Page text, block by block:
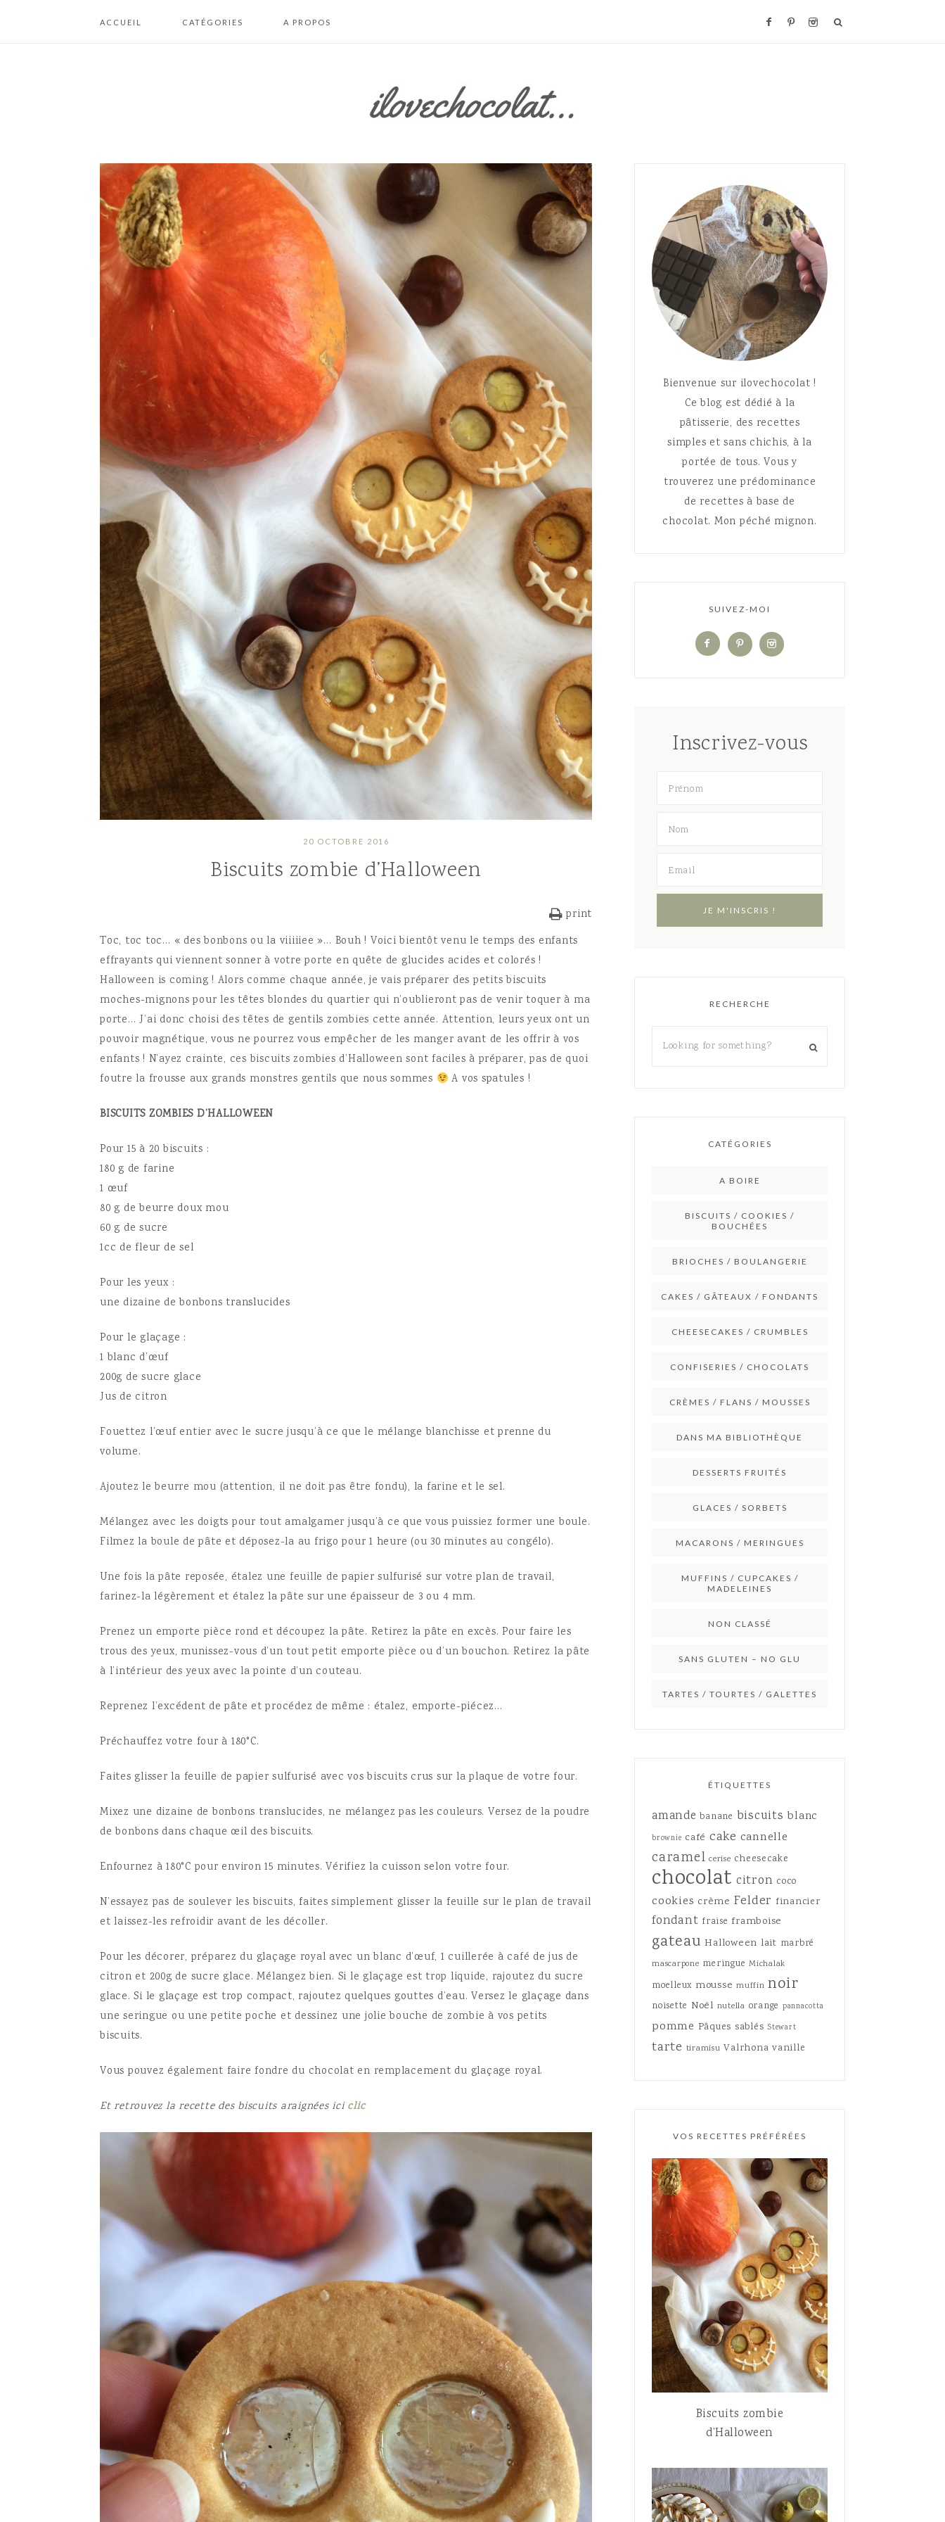
ACCUEIL CATÉGORIES
CAKES / GÂTEAUX /
FONDANTS
CHEESECAKES /
CRUMBLES
CONFISERIES /
CHOCOLATS
DESSERTS FRUITÉS
GLACES / SORBETS
MACARONS /
MERINGUES
MUFFINS / CUPCAKES /
MADELEINES
SANS GLUTEN – NO GLU
A PROPOS
D’UTILISATION
20 OCTOBRE 2016
Biscuits zombie d’Halloween
print
Toc, toc toc… « des bonbons ou la viiiiiee »… Bouh ! Voici bientôt venu le temps des enfants
effrayants qui viennent sonner à votre porte en quête de glucides acides et colorés !
Halloween is coming ! Alors comme chaque année, je vais préparer des petits biscuits
moches-mignons pour les têtes blondes du quartier qui n’oublieront pas de venir toquer à ma
porte… J’ai donc choisi des têtes de gentils zombies cette année. Attention, leurs yeux ont un
pouvoir magnétique, vous ne pourrez vous empêcher de les manger avant de les offrir à vos
enfants ! N’ayez crainte, ces biscuits zombies d’Halloween sont faciles à préparer, pas de quoi
foutre la frousse aux grands monstres gentils que nous sommes
A vos spatules !
BISCUITS ZOMBIES D’HALLOWEEN
Pour 15 à 20 biscuits :
180 g de farine
1 œuf
80 g de beurre doux mou
60 g de sucre
1cc de fleur de sel
Pour les yeux :
une dizaine de bonbons translucides
Pour le glaçage :
1 blanc d’œuf
200g de sucre glace
Jus de citron
Fouettez l’œuf entier avec le sucre jusqu’à ce que le mélange blanchisse et prenne du
volume.
Ajoutez le beurre mou (attention, il ne doit pas être fondu), la farine et le sel.
Mélangez avec les doigts pour tout amalgamer jusqu’à ce que vous puissiez former une boule.
Filmez la boule de pâte et déposez-la au frigo pour 1 heure (ou 30 minutes au congélo).
Une fois la pâte reposée, étalez une feuille de papier sulfurisé sur votre plan de travail,
farinez-la légèrement et étalez la pâte sur une épaisseur de 3 ou 4 mm.
Prenez un emporte pièce rond et découpez la pâte. Retirez la pâte en excès. Pour faire les
trous des yeux, munissez-vous d’un tout petit emporte pièce ou d’un bouchon. Retirez la pâte
à l’intérieur des yeux avec la pointe d’un couteau.
Reprenez l’excédent de pâte et procédez de même : étalez, emporte-piécez…
Préchauffez votre four à 180°C.
Faites glisser la feuille de papier sulfurisé avec vos biscuits crus sur la plaque de votre four.
Mixez une dizaine de bonbons translucides, ne mélangez pas les couleurs. Versez de la poudre
de bonbons dans chaque œil des biscuits.
Enfournez à 180°C pour environ 15 minutes. Vérifiez la cuisson selon votre four.
N’essayez pas de soulever les biscuits, faites simplement glisser la feuille sur le plan de travail
et laissez-les refroidir avant de les décoller.
Pour les décorer, préparez du glaçage royal avec un blanc d’œuf, 1 cuillerée à café de jus de
citron et 200g de sucre glace. Mélangez bien. Si le glaçage est trop liquide, rajoutez du sucre
glace. Si le glaçage est trop compact, rajoutez quelques gouttes d’eau. Versez le glaçage dans
une seringue ou une petite poche et dessinez une jolie bouche de zombie à vos petits
biscuits.
Vous pouvez également faire fondre du chocolat en remplacement du glaçage royal.
Et retrouvez la recette des biscuits araignées iciclic
Bienvenue sur ilovechocolat !
Ce blog est dédié à la
pâtisserie, des recettes
simples et sans chichis, à la
portée de tous. Vous y
trouverez une prédominance
de recettes à base de
chocolat. Mon péché mignon.
SUIVEZ-MOI
Inscrivez-vous
RECHERCHE
CATÉGORIES
A BOIRE
BISCUITS / COOKIES /
BOUCHÉES
BRIOCHES / BOULANGERIE
CAKES / GÂTEAUX / FONDANTS
CHEESECAKES / CRUMBLES
CONFISERIES / CHOCOLATS
CRÈMES / FLANS / MOUSSES
DANS MA BIBLIOTHÈQUE
DESSERTS FRUITÉS
GLACES / SORBETS
MACARONS / MERINGUES
MUFFINS / CUPCAKES /
MADELEINES
NON CLASSÉ
SANS GLUTEN – NO GLU
TARTES / TOURTES / GALETTES
ÉTIQUETTES
amande banane biscuits blanc
brownie café cake cannelle
caramel cerise cheesecake
chocolat citron coco
cookies crème Felder financier
fondant fraise framboise
gateau Halloween lait marbré
mascarpone meringue Michalak
moelleux mousse muffin noir
noisette Noël nutella orange pannacotta
pomme Pâques sablés Stewart
tarte tiramisu Valrhona vanille
VOS RECETTES PRÉFÉRÉES
Biscuits zombie
d’Halloween